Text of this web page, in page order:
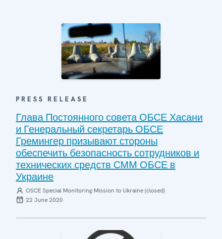
PRESS RELEASE
Глава Постоянного совета ОБСЕ Хасани
и Генеральный секретарь ОБСЕ
Гремингер призывают стороны
обеспечить безопасность сотрудников и
технических средств СММ ОБСЕ в
Украине
OSCE Special Monitoring Mission to Ukraine (closed)
22 June 2020